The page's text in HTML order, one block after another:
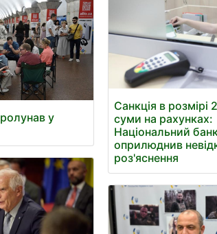
у
Санкція в розмірі
суми на рахунках:
Національний
оприлюднив
роз'яснення